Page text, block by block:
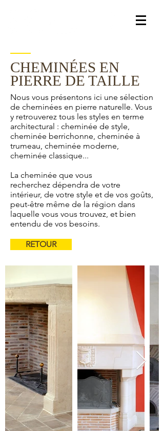
CHEMINÉES EN
PIERRE DE TAILLE
Nous vous présentons ici une sélection
de cheminées en pierre naturelle. Vous
y retrouverez tous les styles en terme
architectural : cheminée de style,
cheminée berrichonne, cheminée à
trumeau, cheminée moderne,
cheminée classique...
La cheminée que vous
recherchez dépendra de votre
intérieur, de votre style et de vos goûts,
peut-être même de la région dans
laquelle vous vous trouvez, et bien
entendu de vos besoins.
RETOUR